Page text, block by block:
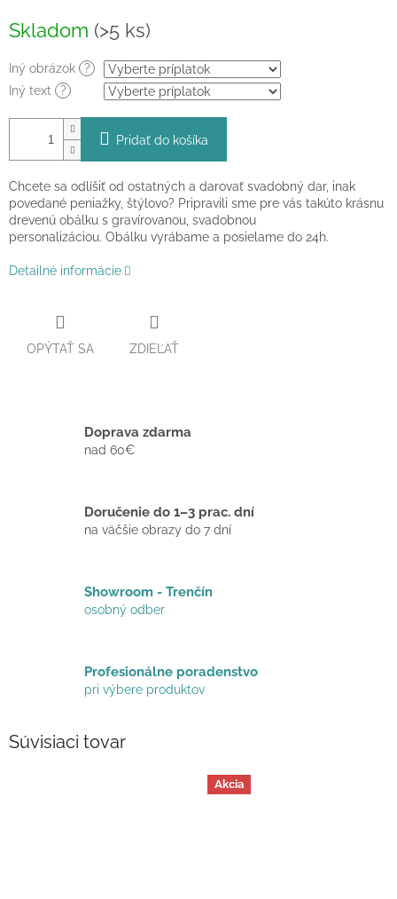
cena:
Skladom (>5 ks)
Iný obrázok
?
Iný text
?
Pridať do košíka
Chcete sa odlíšiť od ostatných a darovať svadobný dar, inak
povedané peniažky, štýlovo? Pripravili sme pre vás takúto krásnu
drevenú obálku s gravírovanou, svadobnou
personalizáciou. Obálku vyrábame a posielame do 24h.
Detailné informácie
OPÝTAŤ SA ZDIEĽAŤ
Doprava zdarma
nad 60€
Doručenie do 1–3 prac. dní
na väčšie obrazy do 7 dní
Showroom - Trenčín
osobný odber
Profesionálne poradenstvo
pri výbere produktov
Súvisiaci tovar
Akcia